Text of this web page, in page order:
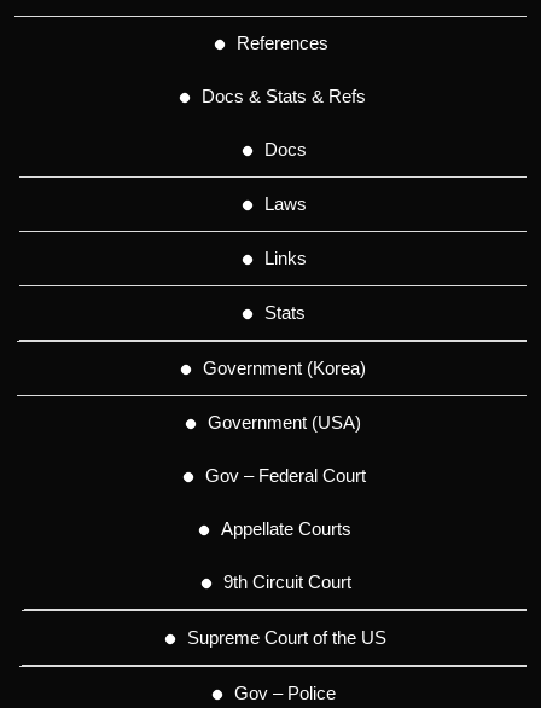
References
Docs & Stats & Refs
Docs
Laws
Links
Stats
Government (Korea)
Government (USA)
Gov – Federal Court
Appellate Courts
9th Circuit Court
Supreme Court of the US
Gov – Police